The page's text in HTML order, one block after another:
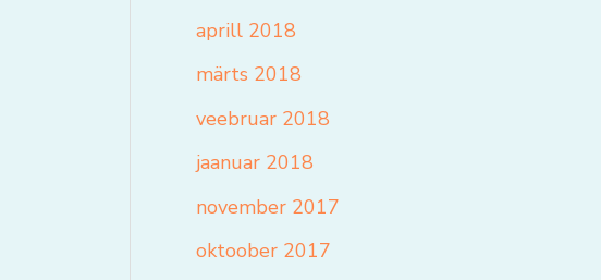
aprill 2018
märts 2018
veebruar 2018
jaanuar 2018
november 2017
oktoober 2017